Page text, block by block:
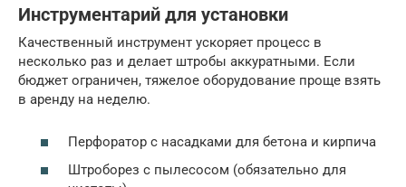
Инструментарий для установки
Качественный инструмент ускоряет процесс в
несколько раз и делает штробы аккуратными. Если
бюджет ограничен, тяжелое оборудование проще взять
в аренду на неделю.
Перфоратор с насадками для бетона и кирпича
Штроборез с пылесосом (обязательно для